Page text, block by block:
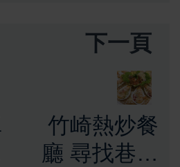
下一頁
竹崎熱炒餐
廳 尋找巷弄